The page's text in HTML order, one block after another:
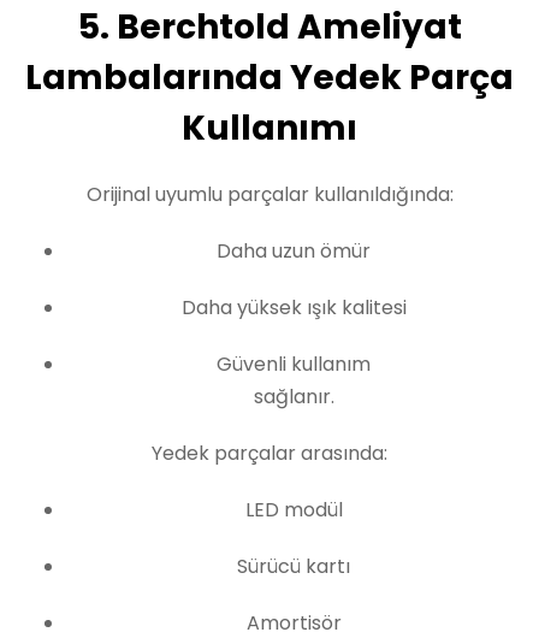
5. Berchtold Ameliyat
Lambalarında Yedek Parça
Kullanımı
Orijinal uyumlu parçalar kullanıldığında:
Daha uzun ömür
Daha yüksek ışık kalitesi
Güvenli kullanım
sağlanır.
Yedek parçalar arasında:
LED modül
Sürücü kartı
Amortisör